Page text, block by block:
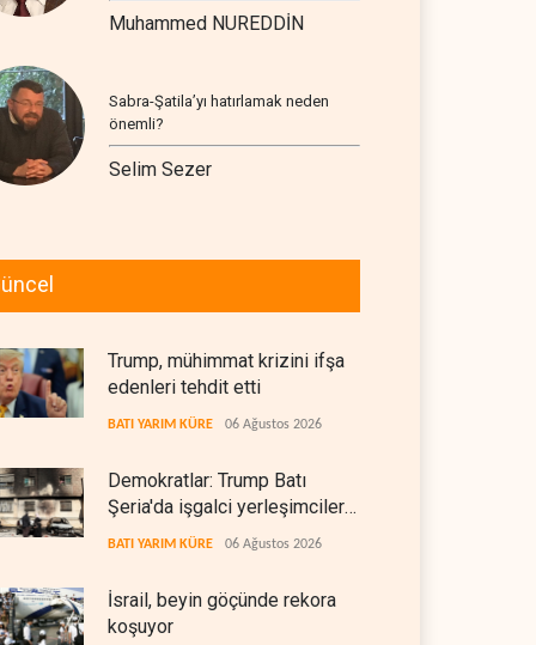
Muhammed NUREDDİN
Sabra-Şatila’yı hatırlamak neden
önemli?
Selim Sezer
Trump, mühimmat krizini ifşa
edenleri tehdit etti
BATI YARIM KÜRE 06 Ağustos 2026
Demokratlar: Trump Batı
Şeria'da işgalci yerleşimcilere
cezasızlık sağladı
BATI YARIM KÜRE 06 Ağustos 2026
İsrail, beyin göçünde rekora
koşuyor